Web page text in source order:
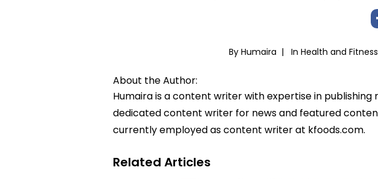
By Humaira | In Health and Fitness
About the Author:
Humaira is a content writer with expertise in
dedicated content writer for news and featured
currently employed as content writer at kfoods.com.
Related Articles